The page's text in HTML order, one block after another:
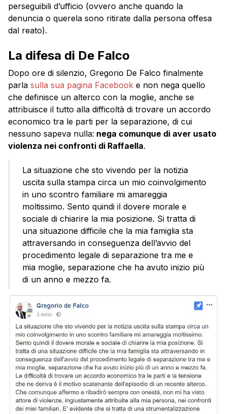
perseguibili d’ufficio (ovvero anche quando la
denuncia o querela sono ritirate dalla persona offesa
dal reato).
La difesa di De Falco
Dopo ore di silenzio, Gregorio De Falco finalmente
parla sulla sua pagina Facebook e non nega quello
che definisce un alterco con la moglie, anche se
attribuisce il tutto alla difficoltà di trovare un accordo
economico tra le parti per la separazione, di cui
nessuno sapeva nulla: nega comunque di aver usato
violenza nei confronti di Raffaella.
La situazione che sto vivendo per la notizia
uscita sulla stampa circa un mio coinvolgimento
in uno scontro familiare mi amareggia
moltissimo. Sento quindi il dovere morale e
sociale di chiarire la mia posizione. Si tratta di
una situazione difficile che la mia famiglia sta
attraversando in conseguenza dell’avvio del
procedimento legale di separazione tra me e
mia moglie, separazione che ha avuto inizio più
di un anno e mezzo fa.